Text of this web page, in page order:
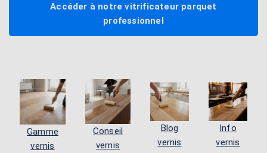
Accéder à notre vitrificateur parquet
professionnel
Gamme
vernis
Conseil
vernis
Blog
vernis
Info
vernis